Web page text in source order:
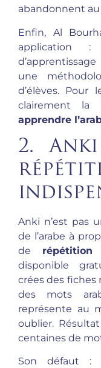
abandonnent
Enfin, Al
application :
une
d’élèves. Pour
clairement la
apprendre
2.
Anki n’est pas
de l’arabe à
de répétition
disponible
crées des fiches
des mots
représente au
oublier.
centaines de
Son défaut :